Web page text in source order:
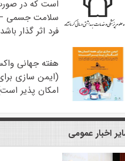
است که در صورت
سلامت جسمی
فرد اثر گذار باشد
هفته جهانی
(ایمن سازی
امکان پذیر
اخبار عمومی